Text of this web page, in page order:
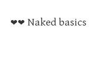
❤
❤